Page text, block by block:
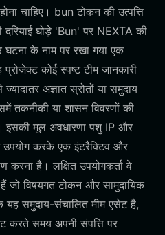
चाहिए। bun टोकन की उत्पत्ति
दरियाई घोड़े 'Bun' पर NEXTA की
घटना के नाम पर रखा गया एक
कोई स्पष्ट टीम जानकारी
अज्ञात स्रोतों या समुदाय
तकनीकी या शासन विवरणों की
इसकी मूल अवधारणा पशु IP और
करके एक इंटरैक्टिव और
करना है। लक्षित उपयोगकर्ता वे
जो विषयगत टोकन और सामुदायिक
यह समुदाय-संचालित मीम एसेट है,
करते समय अपनी संपत्ति पर